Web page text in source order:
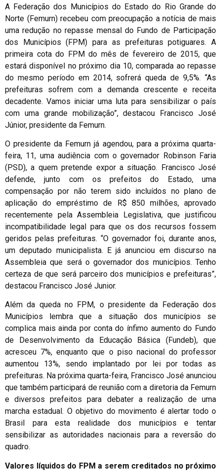
A Federação dos Municípios do Estado do Rio Grande do
Norte (Femurn) recebeu com preocupação a notícia de mais
uma redução no repasse mensal do Fundo de Participação
dos Municípios (FPM) para as prefeituras potiguares. A
primeira cota do FPM do mês de fevereiro de 2015, que
estará disponível no próximo dia 10, comparada ao repasse
do mesmo período em 2014, sofrerá queda de 9,5%. “As
prefeituras sofrem com a demanda crescente e receita
decadente. Vamos iniciar uma luta para sensibilizar o país
com uma grande mobilização”, destacou Francisco José
Júnior, presidente da Femurn.
O presidente da Femurn já agendou, para a próxima quarta-
feira, 11, uma audiência com o governador Robinson Faria
(PSD), a quem pretende expor a situação. Francisco José
defende, junto com os prefeitos do Estado, uma
compensação por não terem sido incluídos no plano de
aplicação do empréstimo de R$ 850 milhões, aprovado
recentemente pela Assembleia Legislativa, que justificou
incompatibilidade legal para que os dos recursos fossem
geridos pelas prefeituras. “O governador foi, durante anos,
um deputado municipalista. E já anunciou em discurso na
Assembleia que será o governador dos municípios. Tenho
certeza de que será parceiro dos municípios e prefeituras”,
destacou Francisco José Junior.
Além da queda no FPM, o presidente da Federação dos
Municípios lembra que a situação dos municípios se
complica mais ainda por conta do ínfimo aumento do Fundo
de Desenvolvimento da Educação Básica (Fundeb), que
acresceu 7%, enquanto que o piso nacional do professor
aumentou 13%, sendo implantado por lei por todas as
prefeituras. Na próxima quarta-feira, Francisco José anunciou
que também participará de reunião com a diretoria da Femurn
e diversos prefeitos para debater a realização de uma
marcha estadual. O objetivo do movimento é alertar todo o
Brasil para esta realidade dos municípios e tentar
sensibilizar as autoridades nacionais para a reversão do
quadro.
Valores líquidos do FPM a serem creditados no próximo